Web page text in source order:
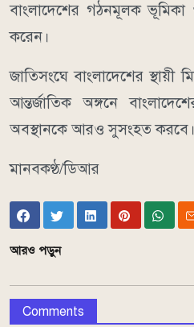
বাংলাদেশের গঠনমূলক
করেন।
জাতিসংঘে বাংলাদেশের
আন্তর্জাতিক অঙ্গনে
অবস্থানকে আরও সুসংহত করবে।
মানবকণ্ঠ/ডিআর
আরও পড়ুন
Comments